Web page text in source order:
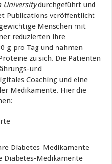
Universitydurchgeführt und
Publications veröffentlicht
Menschen mit
reduzierten ihre
g pro Tag und nahmen
zu sich. Die Patienten
und
Coaching und eine
Medikamente. Hier die
Diabetes-Medikamente
Diabetes-Medikamente